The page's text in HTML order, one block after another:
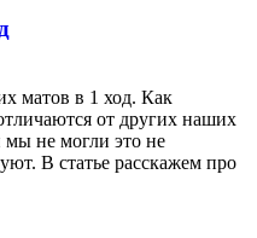
матов в 1 ход. Как
от других наших
мы не могли это не
В статье расскажем про